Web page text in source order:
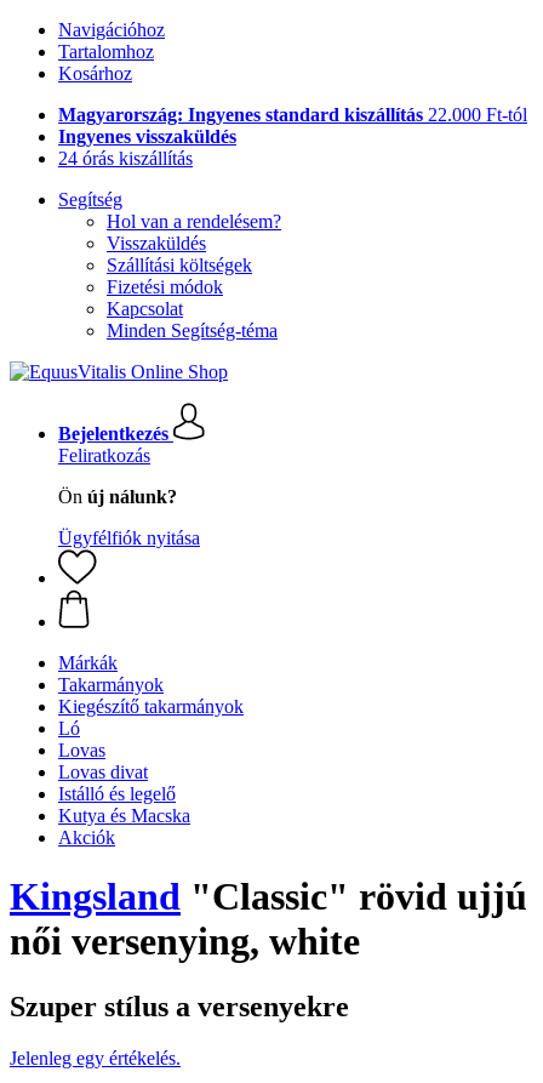
Navigációhoz
Tartalomhoz
Kosárhoz
Magyarország: Ingyenes standard kiszállítás 22.000 Ft-tól
Ingyenes visszaküldés
24 órás kiszállítás
Segítség
Hol van a rendelésem?
Visszaküldés
Szállítási költségek
Fizetési módok
Kapcsolat
Minden Segítség-téma
Bejelentkezés
Feliratkozás
Ön új nálunk?
Ügyfélfiók nyitása
Márkák
Takarmányok
Kiegészítő takarmányok
Ló
Lovas
Lovas divat
Istálló és legelő
Kutya és Macska
Akciók
Kingsland "Classic" rövid ujjú
női versenying, white
Szuper stílus a versenyekre
Jelenleg egy értékelés.